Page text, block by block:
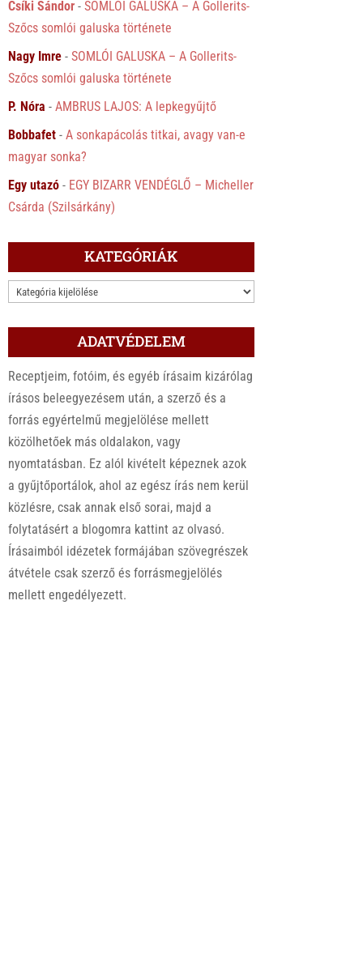
Csíki Sándor -SOMLÓI GALUSKA – A Gollerits-
Szőcs somlói galuska története
Nagy Imre -SOMLÓI GALUSKA – A Gollerits-
Szőcs somlói galuska története
P. Nóra -AMBRUS LAJOS: A lepkegyűjtő
Bobbafet -A sonkapácolás titkai, avagy van-e
magyar sonka?
Egy utazó - EGY BIZARR VENDÉGLŐ – Micheller
Csárda (Szilsárkány)
KATEGÓRIÁK
KATEGÓRIÁK
ADATVÉDELEM
Receptjeim, fotóim, és egyéb írásaim kizárólag
írásos beleegyezésem után, a szerző és a
forrás egyértelmű megjelölése mellett
közölhetőek más oldalakon, vagy
nyomtatásban. Ez alól kivételt képeznek azok
a gyűjtőportálok, ahol az egész írás nem kerül
közlésre, csak annak első sorai, majd a
folytatásért a blogomra kattint az olvasó.
Írásaimból idézetek formájában szövegrészek
átvétele csak szerző és forrásmegjelölés
mellett engedélyezett.